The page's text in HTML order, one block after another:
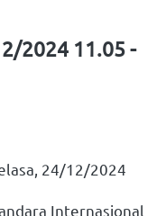
2024 11.05 -
24/12/2024
Internasional